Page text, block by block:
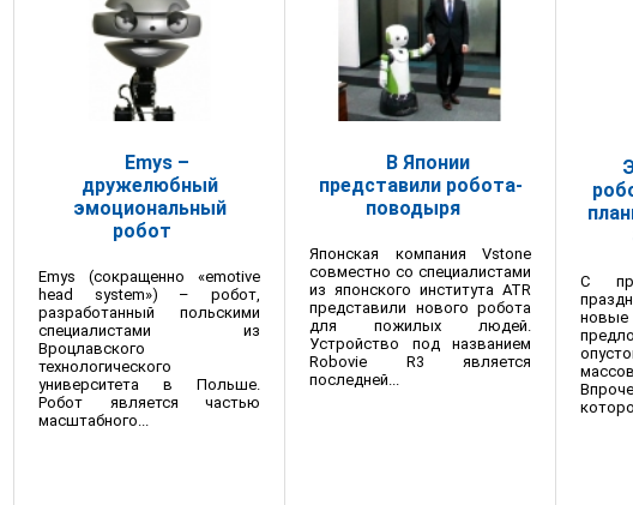
Emys –
дружелюбный
эмоциональный
робот
Emys (сокращенно «emotive
head system») – робот,
разработанный польскими
специалистами из
Вроцлавского
технологического
университета в Польше.
Робот является частью
масштабного...
В Японии
представили робота-
поводыря
Японская компания Vstone
совместно со специалистами
из японского института ATR
представили нового робота
для пожилых людей.
Устройство под названием
Robovie R3 является
последней...
С